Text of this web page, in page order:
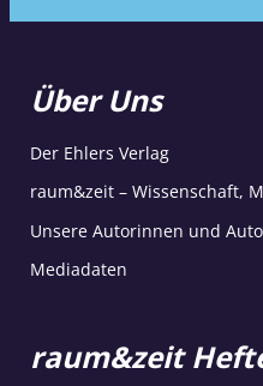
Über Uns
Der Ehlers Verlag
raum&zeit – Wissenschaft,
Unsere Autorinnen und
Mediadaten
raum&zeit